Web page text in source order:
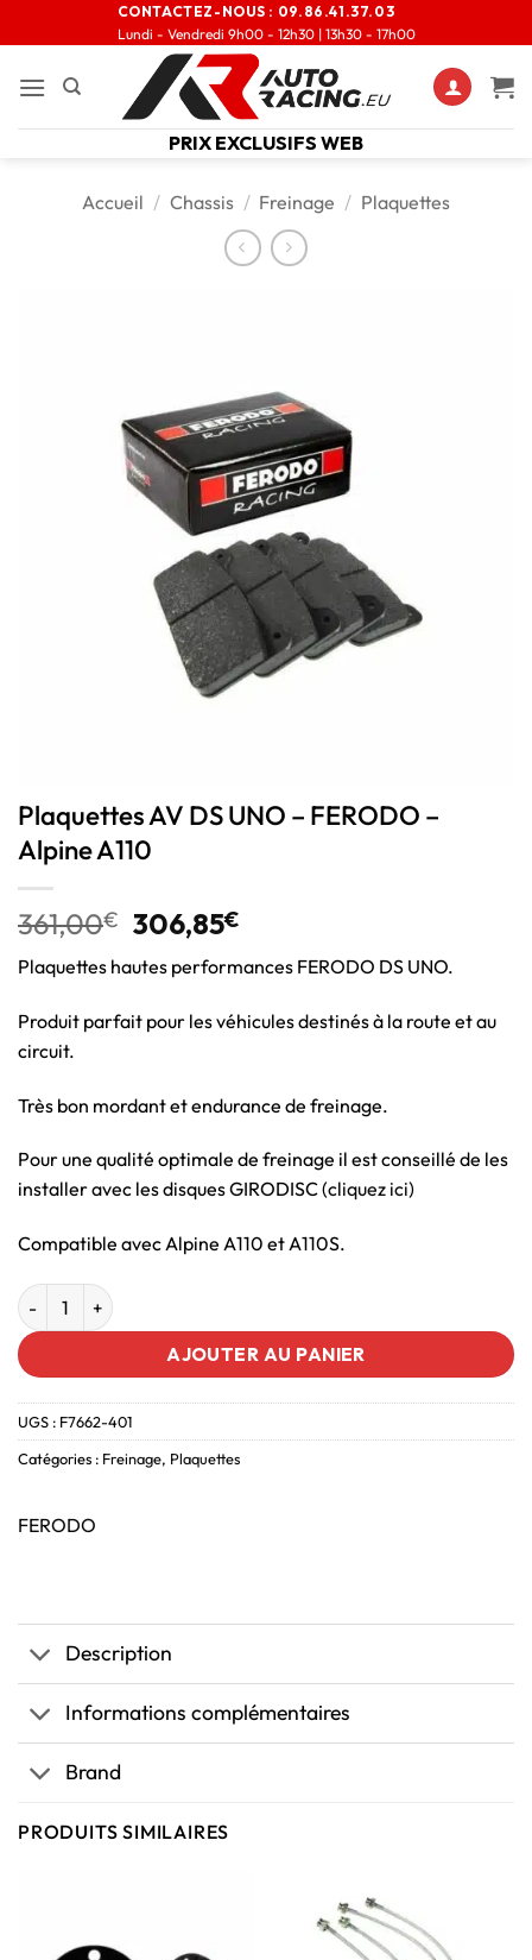
CONTACTEZ-NOUS : 09.86.41.37.03
Lundi - Vendredi 9h00 - 12h30 | 13h30 - 17h00
PRIX EXCLUSIFS WEB
Accueil / Chassis / Freinage / Plaquettes
Plaquettes AV DS UNO – FERODO –
Alpine A110
361,00€ 306,85€
Plaquettes hautes performances FERODO DS UNO.
Produit parfait pour les véhicules destinés à la route et au
circuit.
Très bon mordant et endurance de freinage.
Pour une qualité optimale de freinage il est conseillé de les
installer avec les disques GIRODISC (cliquez ici)
Compatible avec Alpine A110 et A110S.
AJOUTER AU PANIER
UGS : F7662-401
Catégories : Freinage, Plaquettes
FERODO
Description
Informations complémentaires
Brand
PRODUITS SIMILAIRES